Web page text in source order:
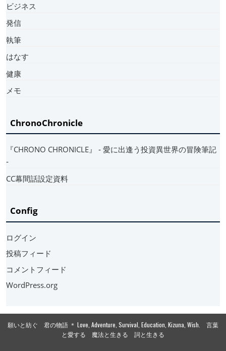
ビジネス
発信
執筆
はなす
健康
メモ
ChronoChronicle
『CHRONO CHRONICLE』 ‐ 愛に出逢う投資異世界の冒険筆記
‐
CC幕間話設定資料
Config
ログイン
投稿フィード
コメントフィード
WordPress.org
願いと紡ぐ 君の物語 ＊ Love, Adventure, Survival, Education, Kizuna, Wish. 言葉
と愛する 魔法と生きる 詞と生きる